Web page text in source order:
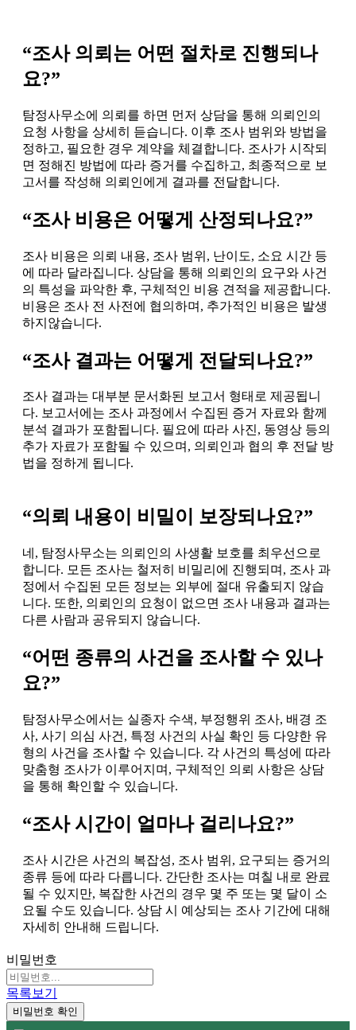
“조사 의뢰는 어떤 절차로 진행되나
요?”
탐정사무소에 의뢰를 하면 먼저 상담을 통해 의뢰인의
요청 사항을 상세히 듣습니다. 이후 조사 범위와 방법을
정하고, 필요한 경우 계약을 체결합니다. 조사가 시작되
면 정해진 방법에 따라 증거를 수집하고, 최종적으로 보
고서를 작성해 의뢰인에게 결과를 전달합니다.
“조사 비용은 어떻게 산정되나요?”
조사 비용은 의뢰 내용, 조사 범위, 난이도, 소요 시간 등
에 따라 달라집니다. 상담을 통해 의뢰인의 요구와 사건
의 특성을 파악한 후, 구체적인 비용 견적을 제공합니다.
비용은 조사 전 사전에 협의하며, 추가적인 비용은 발생
하지않습니다.
“조사 결과는 어떻게 전달되나요?”
조사 결과는 대부분 문서화된 보고서 형태로 제공됩니
다. 보고서에는 조사 과정에서 수집된 증거 자료와 함께
분석 결과가 포함됩니다. 필요에 따라 사진, 동영상 등의
추가 자료가 포함될 수 있으며, 의뢰인과 협의 후 전달 방
법을 정하게 됩니다.
“의뢰 내용이 비밀이 보장되나요?”
네, 탐정사무소는 의뢰인의 사생활 보호를 최우선으로
합니다. 모든 조사는 철저히 비밀리에 진행되며, 조사 과
정에서 수집된 모든 정보는 외부에 절대 유출되지 않습
니다. 또한, 의뢰인의 요청이 없으면 조사 내용과 결과는
다른 사람과 공유되지 않습니다.
“어떤 종류의 사건을 조사할 수 있나
요?”
탐정사무소에서는 실종자 수색, 부정행위 조사, 배경 조
사, 사기 의심 사건, 특정 사건의 사실 확인 등 다양한 유
형의 사건을 조사할 수 있습니다. 각 사건의 특성에 따라
맞춤형 조사가 이루어지며, 구체적인 의뢰 사항은 상담
을 통해 확인할 수 있습니다.
“조사 시간이 얼마나 걸리나요?”
조사 시간은 사건의 복잡성, 조사 범위, 요구되는 증거의
종류 등에 따라 다릅니다. 간단한 조사는 며칠 내로 완료
될 수 있지만, 복잡한 사건의 경우 몇 주 또는 몇 달이 소
요될 수도 있습니다. 상담 시 예상되는 조사 기간에 대해
자세히 안내해 드립니다.
비밀번호
목록보기
비밀번호 확인